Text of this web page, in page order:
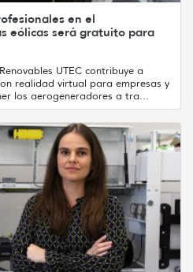
en el
eólicas será gratuito para
UTEC contribuye a
realidad virtual para empresas y
los aerogeneradores a tra...